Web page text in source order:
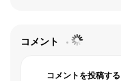
コメント
コメントを投稿す